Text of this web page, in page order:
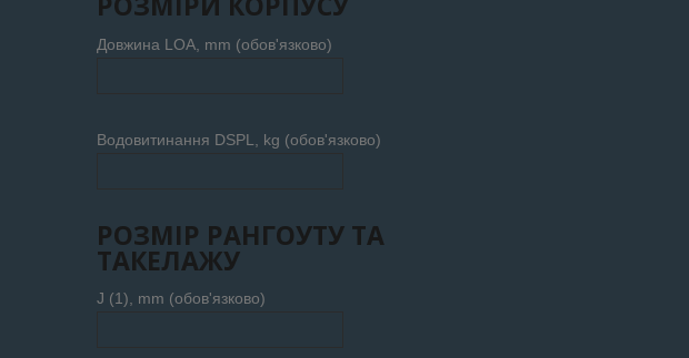
Довжина LOA, mm (обов'язково)
Водовитинання DSPL, kg (обов'язково)
РОЗМІР РАНГОУТУ ТА
ТАКЕЛАЖУ
J (1), mm (обов'язково)